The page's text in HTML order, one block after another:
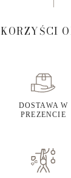
KORZYŚCI
DOSTAWA W
PREZENCIE